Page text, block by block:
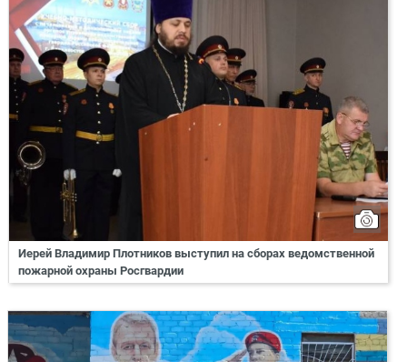
Иерей Владимир Плотников выступил на сборах ведомственной
пожарной охраны Росгвардии